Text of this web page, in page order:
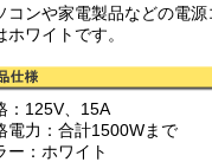
コンや家電製品などの電
ホワイトです。
：125V、15A
電力：合計1500Wまで
ー：ホワイト